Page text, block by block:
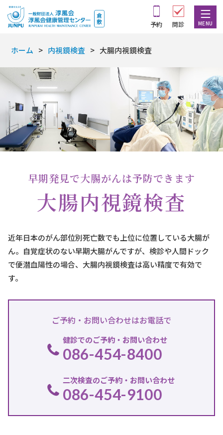
予約 問診 MENU
ホーム 内視鏡検査 大腸内視鏡検査
早期発見で大腸がんは予防できます
大腸内視鏡検査
近年日本のがん部位別死亡数でも上位に位置している大腸が
ん。 自覚症状のない早期大腸がんですが、検診や人間ドック
で便潜血陽性の場合、 大腸内視鏡検査は高い精度で有効で
す。
ご予約・お問い合わせはお電話で
健診でのご予約・ お問い合わせ
086-454-8400
二次検査のご予約・ お問い合わせ
086-454-9100